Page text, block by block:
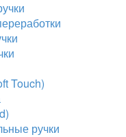
Touch)
ручки